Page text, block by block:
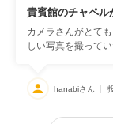
貴賓館のチャペル
カメラさんがとて
しい写真を撮って
hanabiさん